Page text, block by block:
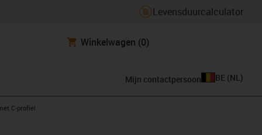
Levensduurcalculator
Winkelwagen (0)
Mijn contactpersoon BE (NL )
C-profiel